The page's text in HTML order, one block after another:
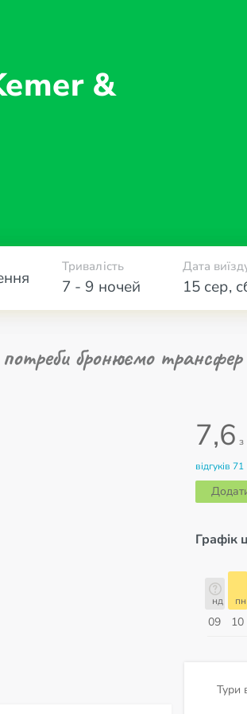
&
7 - 9 ночей
Тривалість Дата
15 сер,
бронюємо трансфер
7,6 з
відгуків 71
Графік
09
нд
10
пн
Тури